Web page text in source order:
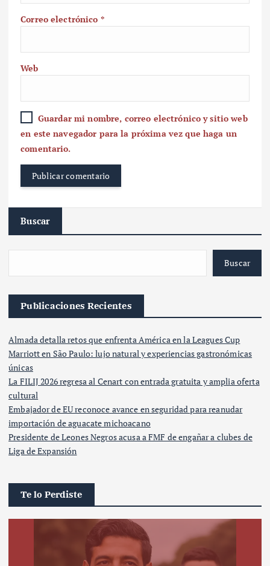
Correo electrónico *
Web
Guardar mi nombre, correo electrónico y sitio web
en este navegador para la próxima vez que haga un
comentario.
Buscar
Buscar
Publicaciones Recientes
Almada detalla retos que enfrenta América en la Leagues Cup
Marriott en São Paulo: lujo natural y experiencias gastronómicas
únicas
La FILIJ 2026 regresa al Cenart con entrada gratuita y amplia oferta
cultural
Embajador de EU reconoce avance en seguridad para reanudar
importación de aguacate michoacano
Presidente de Leones Negros acusa a FMF de engañar a clubes de
Liga de Expansión
Te lo Perdiste